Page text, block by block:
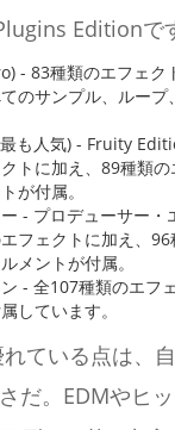
Editionで
- 83種類のエフェク
てのサンプル、ルー
も人気) - Fruity
トに加え、89種類
が付属。
- プロデューサー・
フェクトに加え、
メントが付属。
- 全107種類のエフ
しています。
ている点は、
だ。EDMやヒ